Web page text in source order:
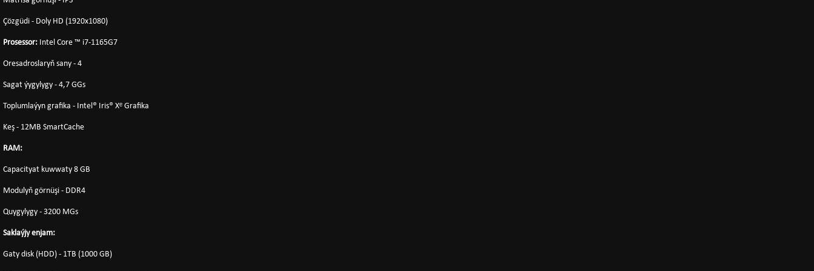
Çözgüdi - Doly HD (1920x1080)
Prosessor: Intel Core ™ i7-1165G7
Oresadroslaryň sany - 4
Sagat ýygylygy - 4,7 GGs
Toplumlaýyn grafika - Intel® Iris® Xᵉ Grafika
Keş - 12MB SmartCache
RAM:
Capacityat kuwwaty 8 GB
Modulyň görnüşi - DDR4
Quygylygy - 3200 MGs
Saklaýjy enjam:
Gaty disk (HDD) - 1TB (1000 GB)